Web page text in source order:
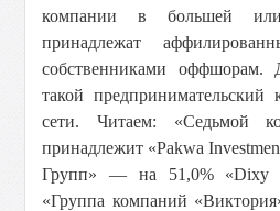
компании в большей
принадлежат
собственниками оффшорам.
такой предпринимательский
сети. Читаем: «Седьмой
принадлежит «Pakwa
Групп» — на 51,0% «Dixy
«Группа компаний